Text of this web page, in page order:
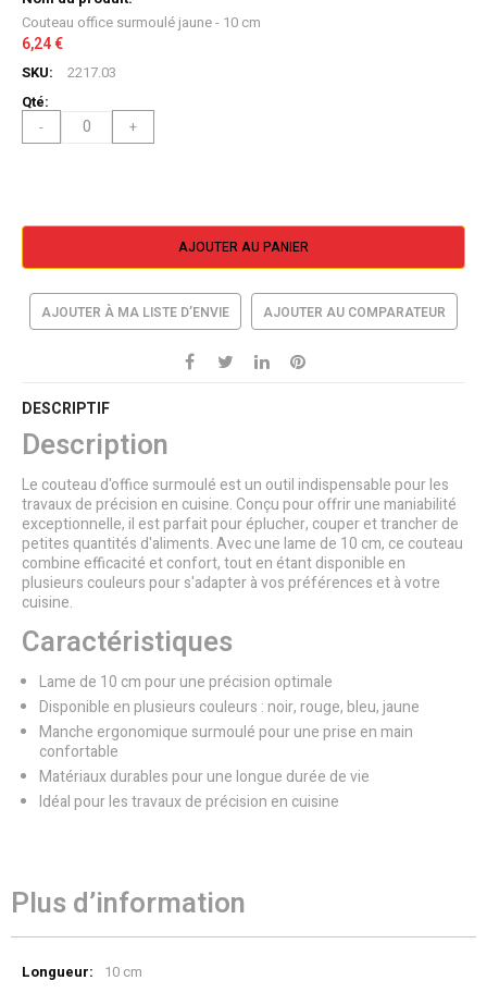
Couteau office surmoulé jaune - 10 cm
6,24 €
2217.03
- +
AJOUTER AU PANIER
AJOUTER À MA LISTE D’ENVIE AJOUTER AU COMPARATEUR
DESCRIPTIF
Description
Le couteau d'office surmoulé est un outil indispensable pour les
travaux de précision en cuisine. Conçu pour offrir une maniabilité
exceptionnelle, il est parfait pour éplucher, couper et trancher de
petites quantités d'aliments. Avec une lame de 10 cm, ce couteau
combine efficacité et confort, tout en étant disponible en
plusieurs couleurs pour s'adapter à vos préférences et à votre
cuisine.
Caractéristiques
Lame de 10 cm pour une précision optimale
Disponible en plusieurs couleurs : noir, rouge, bleu, jaune
Manche ergonomique surmoulé pour une prise en main
confortable
Matériaux durables pour une longue durée de vie
Idéal pour les travaux de précision en cuisine
Plus d’information
d’information
10 cm